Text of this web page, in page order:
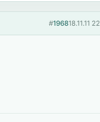
#196818.11.11